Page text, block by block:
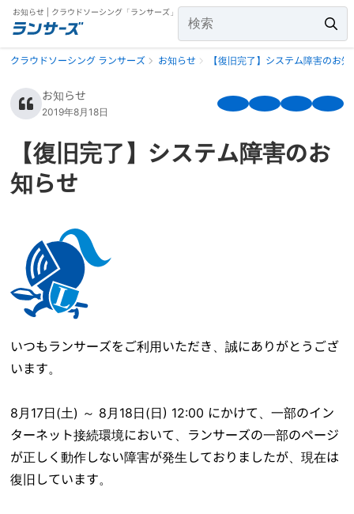
お知らせ | クラウドソーシング「ランサーズ」
クラウドソーシング ランサーズ お知らせ 【復旧完了】システム障害のお知
お知らせ
2019年8月18日
【復旧完了】システム障害のお
知らせ
いつもランサーズをご利用いただき、誠にありがとうござ
います。
8月17日(土) ～ 8月18日(日) 12:00 にかけて、一部のイン
ターネット接続環境において、ランサーズの一部のページ
が正しく動作しない障害が発生しておりましたが、現在は
復旧しています。